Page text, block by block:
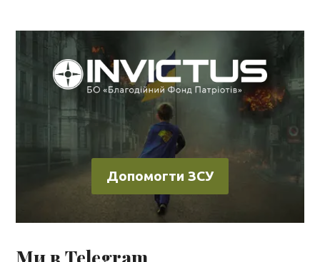
Допомогти ЗСУ